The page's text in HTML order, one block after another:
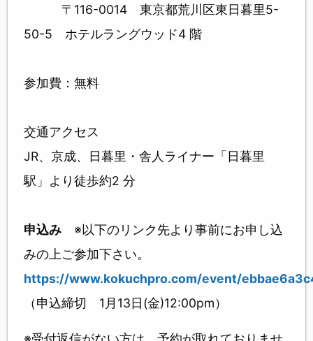
〒116-0014 東京都荒川区東日暮里5-
50-5 ホテルラングウッド4 階
参加費：無料
交通アクセス
JR、京成、日暮里・舎人ライナー「日暮里
駅」より徒歩約2 分
申込み※以下のリンク先より事前にお申し込
みの上ご参加下さい。
https://www.kokuchpro.com/event/
（申込締切 1月13日(金)12:00pm）